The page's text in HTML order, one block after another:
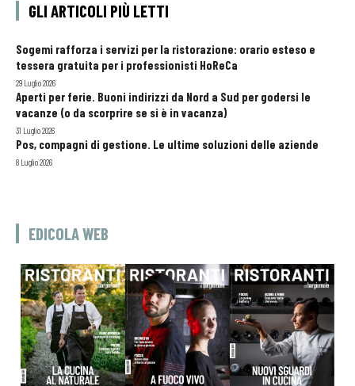
GLI ARTICOLI PIÙ LETTI
Sogemi rafforza i servizi per la ristorazione: orario esteso e
tessera gratuita per i professionisti HoReCa
29 Luglio 2026
Aperti per ferie. Buoni indirizzi da Nord a Sud per godersi le
vacanze (o da scorprire se si è in vacanza)
31 Luglio 2026
Pos, compagni di gestione. Le ultime soluzioni delle aziende
8 Luglio 2026
EDICOLA WEB